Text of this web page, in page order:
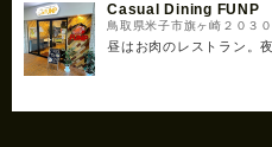
Casual Dining FUNP
鳥取県米子市旗ヶ崎２０３
昼はお肉のレストラン。